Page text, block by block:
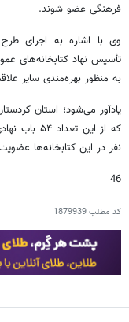
فرهنگی عضو شوند.
وی با اشاره به اجرای
تأسیس نهاد کتابخانه‌های
به منظور بهره‌مندی سایر
نفر در این کتابخانه‌ها
46
کد مطلب1879939